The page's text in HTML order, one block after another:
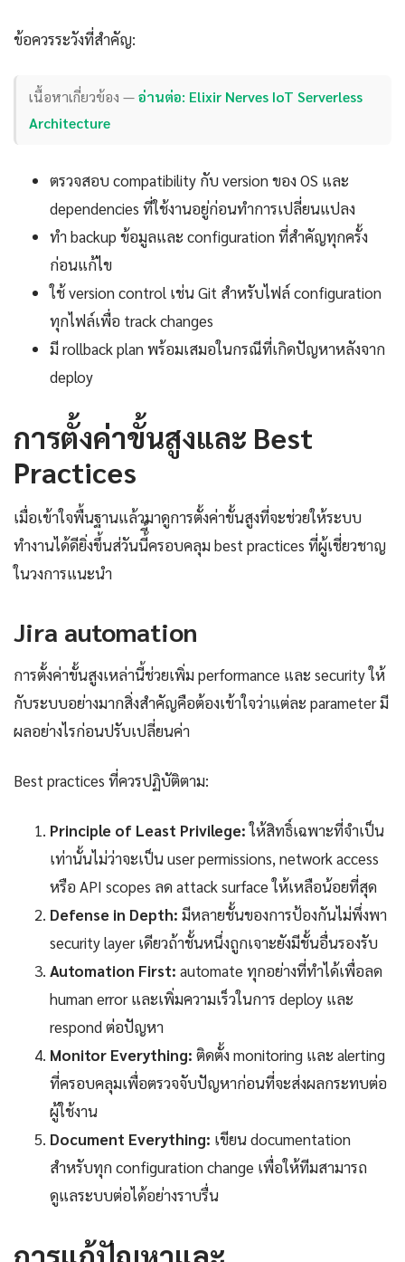
ข้อควรระวังที่สำคัญ:
เนื้อหาเกี่ยวข้อง —อ่านต่อ: Elixir Nerves IoT Serverless
Architecture
ตรวจสอบ compatibility กับ version ของ OS และ
dependencies ที่ใช้งานอยู่ก่อนทำการเปลี่ยนแปลง
ทำ backup ข้อมูลและ configuration ที่สำคัญทุกครั้ง
ก่อนแก้ไข
ใช้ version control เช่น Git สำหรับไฟล์ configuration
ทุกไฟล์เพื่อ track changes
มี rollback plan พร้อมเสมอในกรณีที่เกิดปัญหาหลังจาก
deploy
การตั้งค่าขั้นสูงและ Best
Practices
เมื่อเข้าใจพื้นฐานแล้วมาดูการตั้งค่าขั้นสูงที่จะช่วยให้ระบบ
ทำงานได้ดียิ่งขึ้นส่วันนี้ี้ครอบคลุม best practices ที่ผู้เชี่ยวชาญ
ในวงการแนะนำ
Jira automation
การตั้งค่าขั้นสูงเหล่านี้ช่วยเพิ่ม performance และ security ให้
กับระบบอย่างมากสิ่งสำคัญคือต้องเข้าใจว่าแต่ละ parameter มี
ผลอย่างไรก่อนปรับเปลี่ยนค่า
Best practices ที่ควรปฏิบัติตาม:
Principle of Least Privilege:ให้สิทธิ์เฉพาะที่จำเป็น
เท่านั้นไม่ว่าจะเป็น user permissions, network access
หรือ API scopes ลด attack surface ให้เหลือน้อยที่สุด
Defense in Depth: มีหลายชั้นของการป้องกันไม่พึ่งพา
security layer เดียวถ้าชั้นหนึ่งถูกเจาะยังมีชั้นอื่นรองรับ
Automation First: automate ทุกอย่างที่ทำได้เพื่อลด
human error และเพิ่มความเร็วในการ deploy และ
respond ต่อปัญหา
Monitor Everything: ติดตั้ง monitoring และ alerting
ที่ครอบคลุมเพื่อตรวจจับปัญหาก่อนที่จะส่งผลกระทบต่อ
ผู้ใช้งาน
Document Everything: เขียน documentation
สำหรับทุก configuration change เพื่อให้ทีมสามารถ
ดูแลระบบต่อได้อย่างราบรื่น